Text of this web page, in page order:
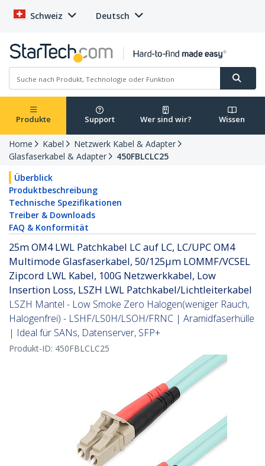
Schweiz Deutsch
Produkte Support Wer sind wir? Wissen
Home Kabel
Netzwerk Kabel & Adapter
Glasfaserkabel & Adapter
450FBLCLC25
Überblick
Produktbeschreibung
Technische Spezifikationen
Treiber & Downloads
FAQ & Konformität
25m OM4 LWL Patchkabel LC auf LC, LC/UPC OM4
Multimode Glasfaserkabel, 50/125µm LOMMF/VCSEL
Zipcord LWL Kabel, 100G Netzwerkkabel, Low
Insertion Loss, LSZH LWL Patchkabel/Lichtleiterkabel
LSZH Mantel - Low Smoke Zero Halogen(weniger Rauch,
Halogenfrei) - LSHF/LS0H/LSOH/FRNC | Aramidfaserhülle
| Ideal für SANs, Datenserver, SFP+
Produkt-ID: 450FBLCLC25